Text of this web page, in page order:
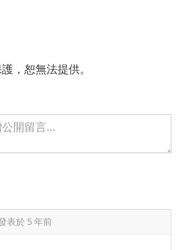
，恕無法提供。
表於 5 年前